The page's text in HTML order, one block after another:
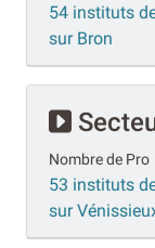
54 instituts
sur Bron
Nombre de Pro
53 instituts
sur